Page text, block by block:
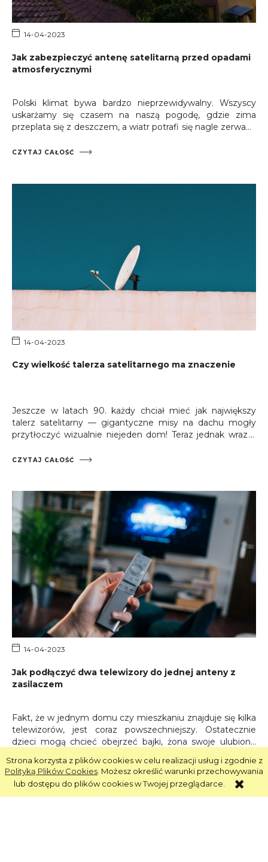
Strona korzysta z plików cookies w celu realizacji usług i zgodnie z
Polityką Plików Cookies . Możesz określić warunki przechowywania
lub dostępu do plików cookies w Twojej przeglądarce.
14-04-2023
Jak zabezpieczyć antenę satelitarną przed opadami
atmosferycznymi
Polski klimat bywa bardzo nieprzewidywalny. Wszyscy
uskarżamy się czasem na naszą pogodę, gdzie zima
przeplata się z deszczem, a wiatr potrafi się nagle zerwać…
mogą czasami mieć problemy, których nie
zabezpieczyć antenę satelitarną przed wiatrem i innymi
CZYTAJ CAŁOŚĆ
14-04-2023
Czy wielkość talerza satelitarnego ma znaczenie
Jeszcze w latach 90. każdy chciał mieć jak największy
talerz satelitarny — gigantyczne misy na dachu mogły
przytłoczyć wizualnie niejeden dom! Teraz jednak wraz z
mniejsze — aleczy rozmiar talerza ma znaczenie?
CZYTAJ CAŁOŚĆ
14-04-2023
Jak podłączyć dwa telewizory do jednej anteny z
zasilaczem
Fakt, że w jednym domu czy mieszkaniu znajduje się kilka
telewizorów, jest coraz powszechniejszy. Ostatecznie
dzieci mogą chcieć obejrzeć bajki, żona swoje ulubione
nazywamy czasem multiroom.O ile mamy kilka anten
naziemnych lub telewizję internetową, nie jest to
problemem, ale gdy korzystamy z anteny satelitarnej,
CZYTAJ CAŁOŚĆ